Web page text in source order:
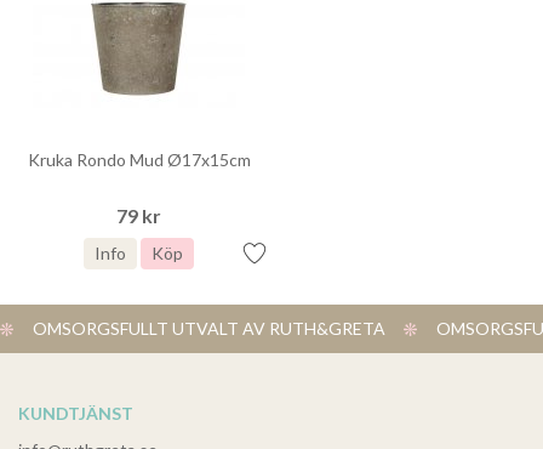
Kruka Rondo Mud Ø17x15cm
79 kr
Info Köp
OMSORGSFULLT UTVALT AV RUTH&GRETA
KUNDTJÄNST